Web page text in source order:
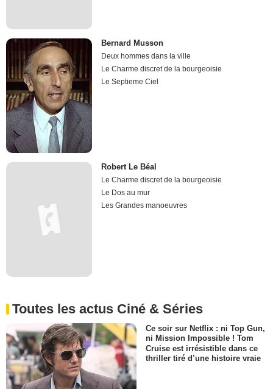
Bernard Musson
Deux hommes dans la ville
Le Charme discret de la bourgeoisie
Le Septieme Ciel
Robert Le Béal
Le Charme discret de la bourgeoisie
Le Dos au mur
Les Grandes manoeuvres
Toutes les actus Ciné & Séries
Ce soir sur Netflix : ni Top Gun,
ni Mission Impossible ! Tom
Cruise est irrésistible dans ce
thriller tiré d’une histoire vraie